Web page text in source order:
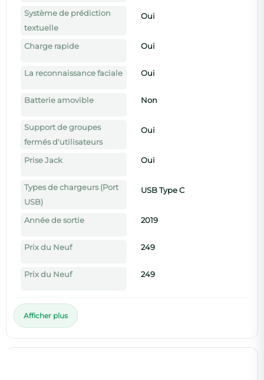
Système de prédiction
textuelle
Oui
Charge rapide Oui
La reconnaissance faciale Oui
Batterie amovible Non
Support de groupes
fermés d'utilisateurs
Oui
Prise Jack Oui
Types de chargeurs (Port
USB)
USB Type C
Année de sortie 2019
Prix du Neuf 249
Prix du Neuf 249
Afficher plus